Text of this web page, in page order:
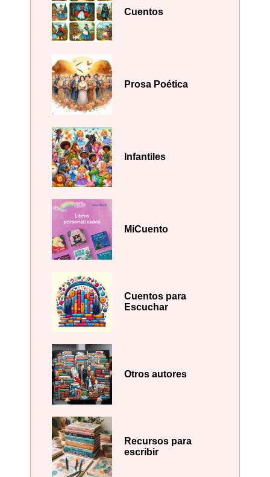
Cuentos
Prosa Poética
Infantiles
MiCuento
Cuentos para
Escuchar
Otros autores
Recursos para
escribir